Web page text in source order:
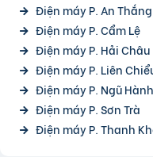
Điện máy P. An Thắng
Điện máy P. Cẩm Lệ
Điện máy P. Hải Châu
Điện máy P. Liên
Điện máy P. Ngũ
Điện máy P. Sơn Trà
Điện máy P. Thanh